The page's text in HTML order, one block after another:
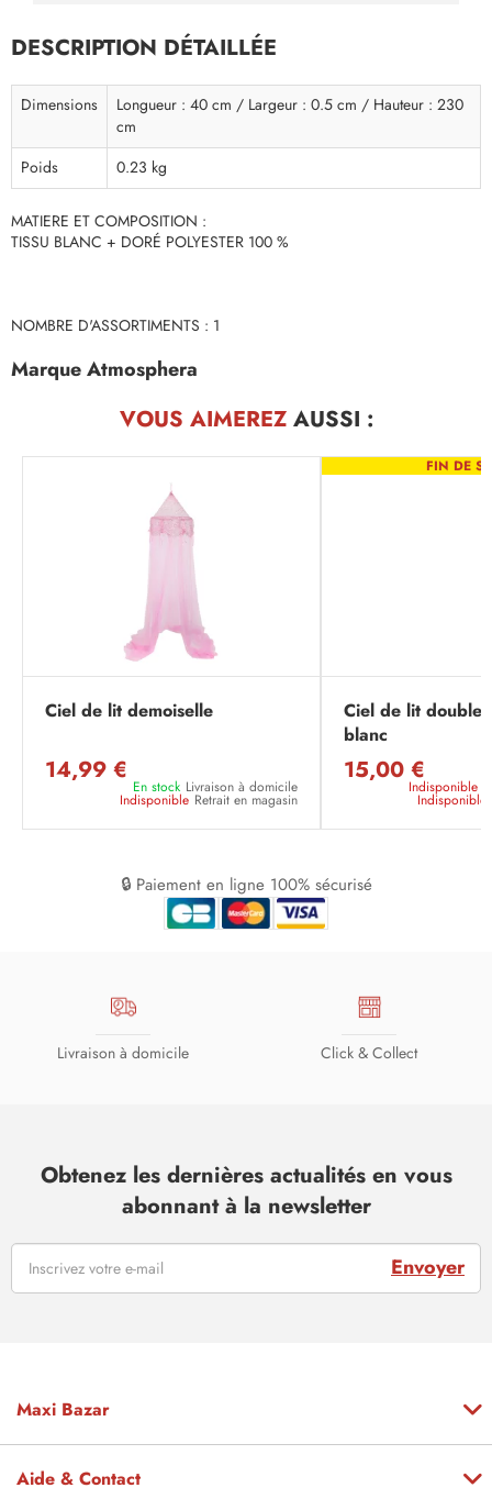
DESCRIPTION DÉTAILLÉE
Dimensions
Longueur : 40 cm / Largeur : 0.5 cm / Hauteur : 230
cm
Poids
0.23 kg
MATIERE ET COMPOSITION :
TISSU BLANC + DORÉ POLYESTER 100 %
NOMBRE D'ASSORTIMENTS : 1
Marque Atmosphera
VOUS AIMEREZAUSSI :
Ciel de lit demoiselle
14,99 €
En stock Livraison à domicile
Indisponible Retrait en magasin
FIN DE
Ciel de lit double
blanc
15,00 €
Indisponible
Indisponible
🔒 Paiement en ligne 100% sécurisé
Livraison à domicile Click & Collect
Obtenez les dernières actualités en vous
abonnant à la newsletter
Envoyer
Maxi Bazar
Aide & Contact